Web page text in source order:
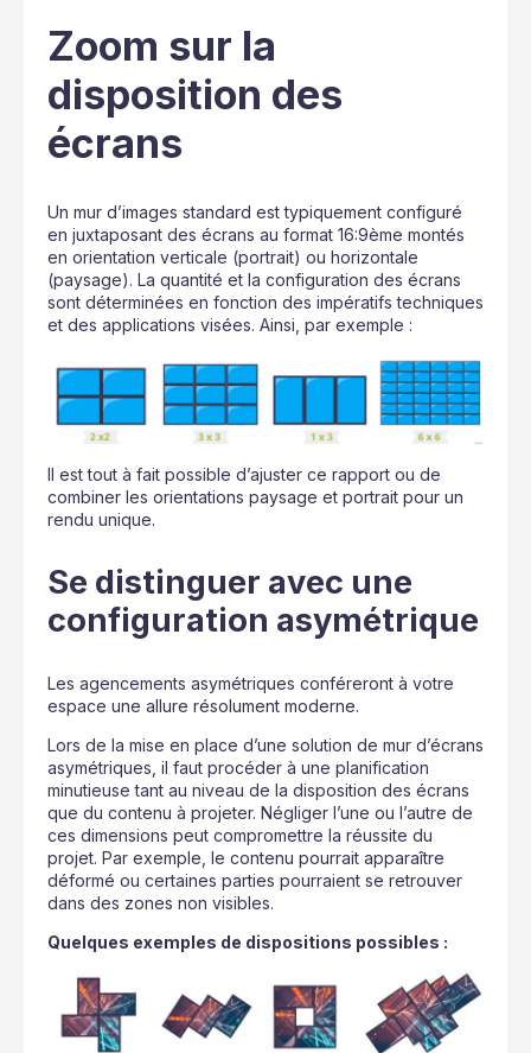
Zoom sur la
disposition des
écrans
Un mur d’images standard est typiquement configuré
en juxtaposant des écrans au format 16:9ème montés
en orientation verticale (portrait) ou horizontale
(paysage). La quantité et la configuration des écrans
sont déterminées en fonction des impératifs techniques
et des applications visées. Ainsi, par exemple :
Il est tout à fait possible d’ajuster ce rapport ou de
combiner les orientations paysage et portrait pour un
rendu unique.
Se distinguer avec une
configuration asymétrique
Les agencements asymétriques conféreront à votre
espace une allure résolument moderne.
Lors de la mise en place d’une solution de mur d’écrans
asymétriques, il faut procéder à une planification
minutieuse tant au niveau de la disposition des écrans
que du contenu à projeter. Négliger l’une ou l’autre de
ces dimensions peut compromettre la réussite du
projet. Par exemple, le contenu pourrait apparaître
déformé ou certaines parties pourraient se retrouver
dans des zones non visibles.
Quelques exemples de dispositions possibles :